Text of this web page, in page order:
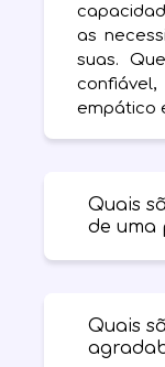
as
suas.
empático
Quais
de uma
bem
Quais